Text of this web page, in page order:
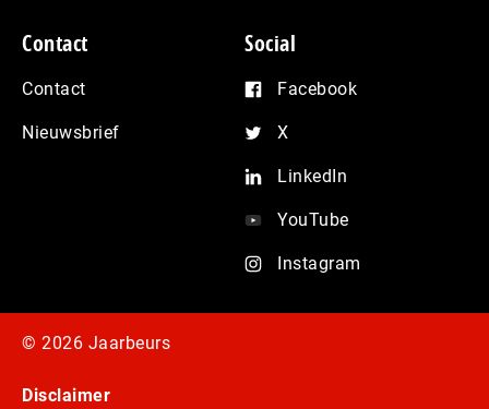
Contact
Contact
Nieuwsbrief
Social
Facebook
X
LinkedIn
YouTube
Instagram
© 2026 Jaarbeurs
Disclaimer